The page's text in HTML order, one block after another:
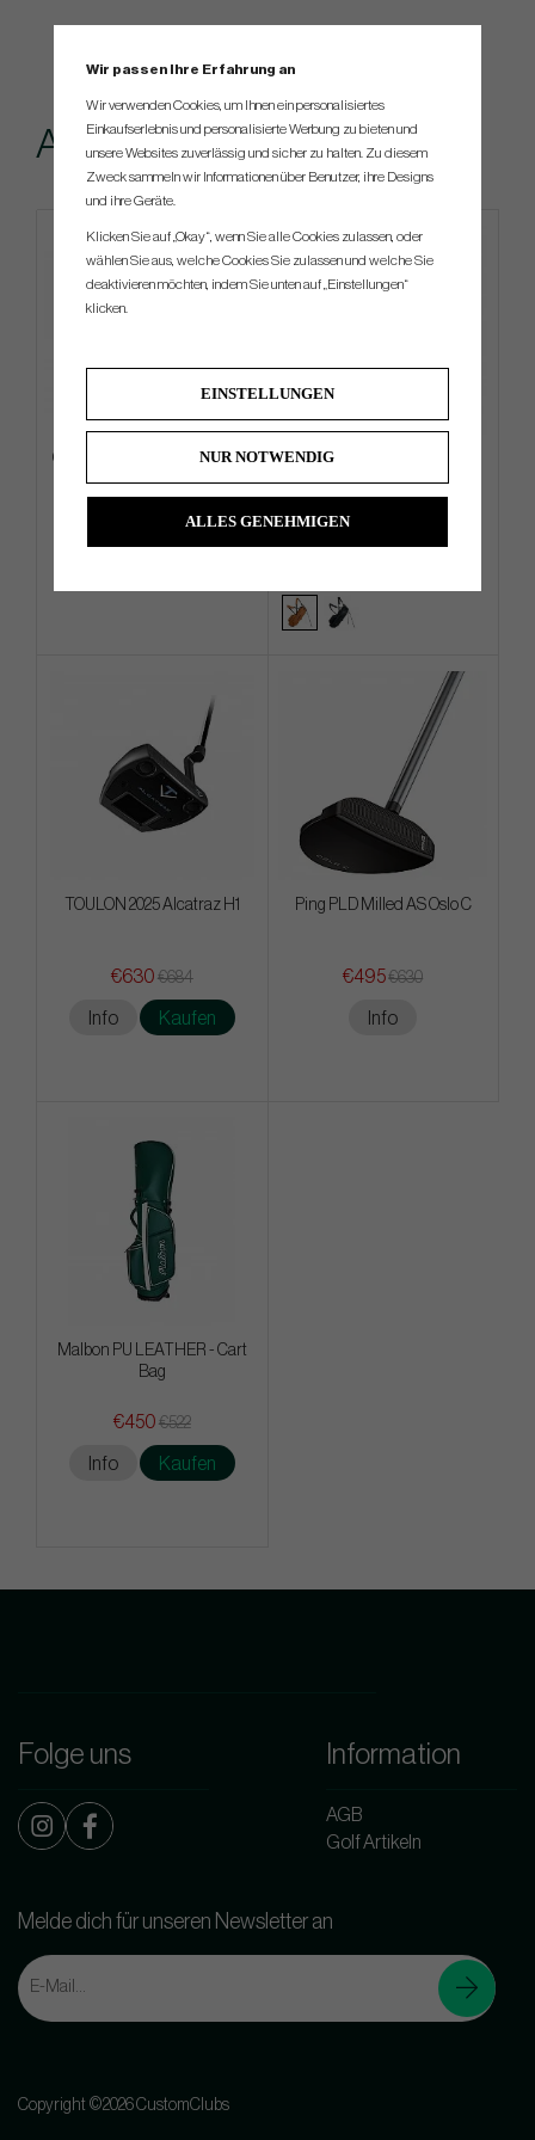
Andere kauften...
4 FOR 3
Callaway Chrome Tour 2026 -
White
Cobra Premium Stand -26 -
Stand Bag
€360
TOULON 2025 Alcatraz H1
€630 €684
Info Kaufen
Ping PLD Milled AS Oslo C
€495€630
Info
Malbon PU LEATHER - Cart
Bag
€450 €522
Info Kaufen
Folge uns Information
AGB
Golf Artikeln
Melde dich für unseren Newsletter an
Copyright ©2026 CustomClubs
Wir passen Ihre Erfahrung an
Wir verwenden Cookies, um Ihnen ein personalisiertes
Einkaufserlebnis und personalisierte Werbung zu bieten und
unsere Websites zuverlässig und sicher zu halten. Zu diesem
Zweck sammeln wir Informationen über Benutzer, ihre Designs
und ihre Geräte.
Klicken Sie auf „Okay“, wenn Sie alle Cookies zulassen, oder
wählen Sie aus, welche Cookies Sie zulassen und welche Sie
deaktivieren möchten, indem Sie unten auf „Einstellungen“
klicken.
EINSTELLUNGEN
NUR NOTWENDIG
ALLES GENEHMIGEN